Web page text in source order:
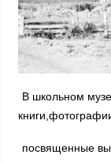
В школьном
посвященные